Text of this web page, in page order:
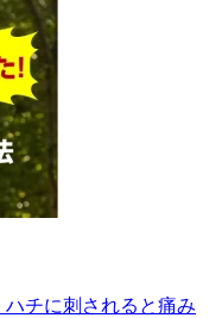
チに刺されると痛み